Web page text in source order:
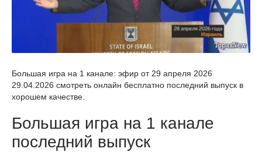
Большая игра на 1 канале: эфир от 29 апреля 2026
29.04.2026 смотреть онлайн бесплатно последний выпуск в
хорошем качестве.
Большая игра на 1 канале
последний выпуск